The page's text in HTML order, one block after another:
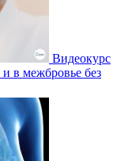
Видеокурс
в межбровье без